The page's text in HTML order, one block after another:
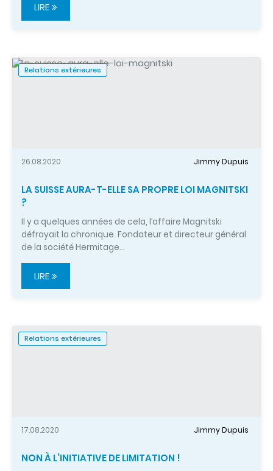
LIRE
Relations extérieures
26.08.2020 Jimmy Dupuis
LA SUISSE AURA-T-ELLE SA PROPRE LOI MAGNITSKI
?
Il y a quelques années de cela, l’affaire Magnitski
défrayait la chronique. Fondateur et directeur général
de la société Hermitage…
LIRE
Relations extérieures
17.08.2020 Jimmy Dupuis
NON À L’INITIATIVE DE LIMITATION !